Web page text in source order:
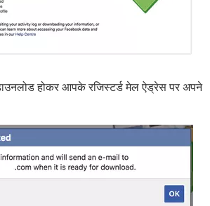
होकर आपके रजिस्टर्ड मेल ऐड्रेस पर अपने